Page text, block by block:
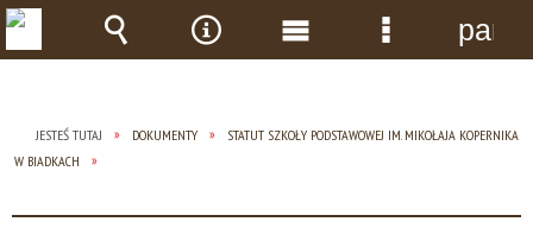
JESTEŚ TUTAJ DOKUMENTY
STATUT SZKOŁY PODSTAWOWEJ IM. MIKOŁAJA KOPERNIKA
W BIADKACH
Wyszukiwarka
Narzędzia
Menu Menu
panel